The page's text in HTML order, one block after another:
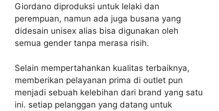
Giordano diproduksi untuk lelaki dan
perempuan, namun ada juga busana yang
didesain unisex alias bisa digunakan oleh
semua gender tanpa merasa risih.
Selain mempertahankan kualitas terbaiknya,
memberikan pelayanan prima di outlet pun
menjadi sebuah kelebihan dari brand yang satu
ini. setiap pelanggan yang datang untuk